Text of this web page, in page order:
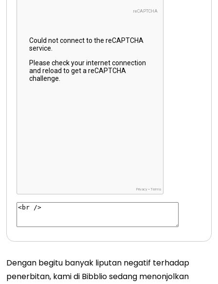
Dengan begitu banyak liputan negatif terhadap
penerbitan, kami di Bibblio sedang menonjolkan